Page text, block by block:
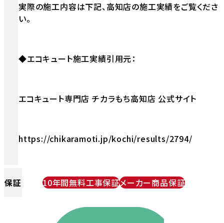
実際の施工内容は下記、高知店の施工実績をご覧くださ
い。
◆エコキュート施工実績引用元：
エコキュート専門店 チカラもち高知店 公式サイト
https://chikaramoti.jp/kochi/results/2794/
保証 10年間無料工事保証メーカー商品保証